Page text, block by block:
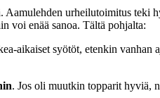
urheilutoimitus teki
voi enää sanoa. Tältä pohjalta:
aikaiset syötöt, etenkin vanhan
. Jos oli muutkin topparit hyviä,